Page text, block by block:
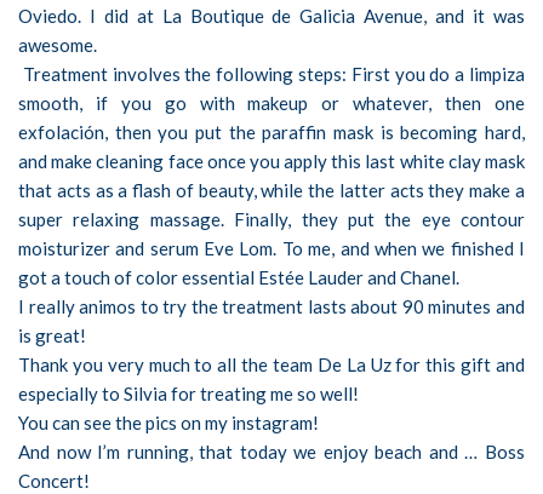
Oviedo. I did at La Boutique de Galicia Avenue, and it was
awesome.
Treatment involves the following steps: First you do a limpiza
smooth, if you go with makeup or whatever, then one
exfolación, then you put the paraffin mask is becoming hard,
and make cleaning face once you apply this last white clay mask
that acts as a flash of beauty, while the latter acts they make a
super relaxing massage. Finally, they put the eye contour
moisturizer and serum Eve Lom. To me, and when we finished I
got a touch of color essential Estée Lauder and Chanel.
I really animos to try the treatment lasts about 90 minutes and
is great!
Thank you very much to all the team De La Uz for this gift and
especially to Silvia for treating me so well!
You can see the pics on my instagram!
And now I’m running, that today we enjoy beach and … Boss
Concert!